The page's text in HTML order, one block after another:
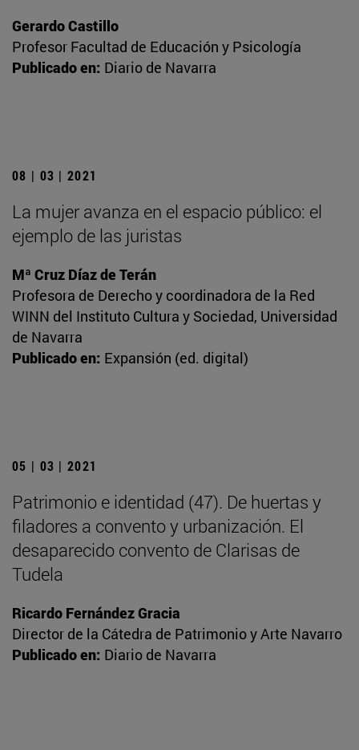
Gerardo Castillo
Profesor Facultad de Educación y Psicología
Publicado en: Diario de Navarra
08 | 03 | 2021
La mujer avanza en el espacio público: el
ejemplo de las juristas
Mª Cruz Díaz de Terán
Profesora de Derecho y coordinadora de la Red
WINN del Instituto Cultura y Sociedad, Universidad
de Navarra
Publicado en: Expansión (ed. digital)
05 | 03 | 2021
Patrimonio e identidad (47). De huertas y
filadores a convento y urbanización. El
desaparecido convento de Clarisas de
Tudela
Ricardo Fernández Gracia
Director de la Cátedra de Patrimonio y Arte Navarro
Publicado en: Diario de Navarra